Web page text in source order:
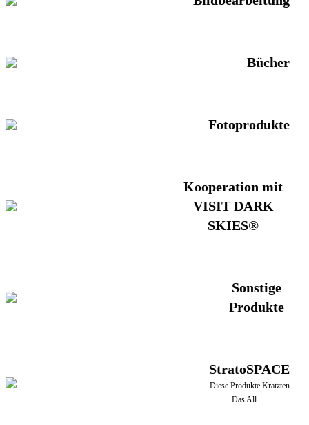
Bücher
Fotoprodukte
Kooperation mit
VISIT DARK
SKIES®
Sonstige
Produkte
StratoSPACE
Diese Produkte Kratzten
Das All.…